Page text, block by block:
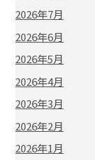
2026年7月
2026年6月
2026年5月
2026年4月
2026年3月
2026年2月
2026年1月